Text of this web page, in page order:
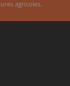
agricoles.